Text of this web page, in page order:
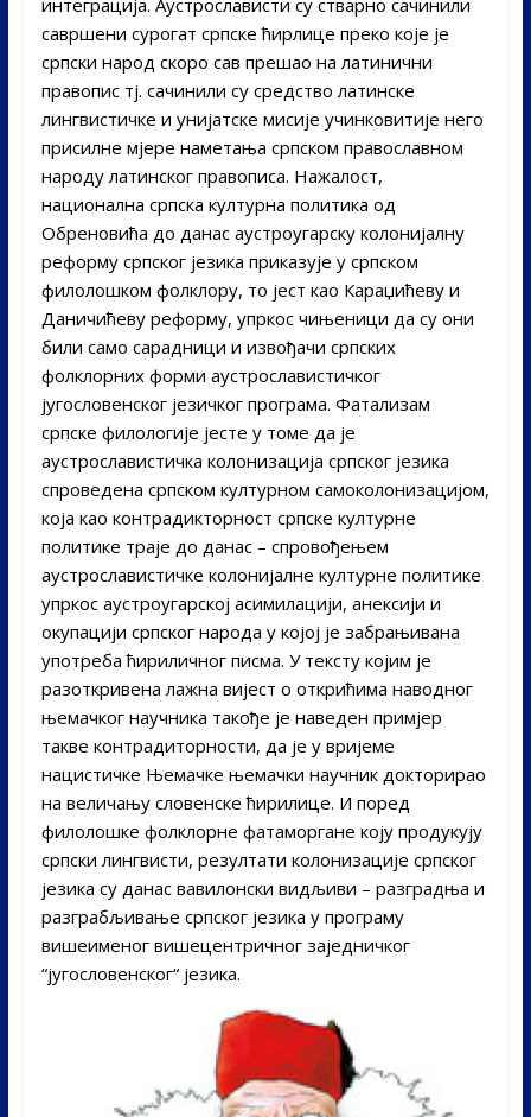
савршени сурогат српске ћирлице преко које је
српски народ скоро сав прешао на латинични
правопис тј. сачинили су средство латинске
лингвистичке и унијатске мисије учинковитије него
присилне мјере наметања српском православном
народу латинског правописа. Нажалост,
национална српска културна политика од
Обреновића до данас аустроугарску колонијалну
реформу српског језика приказује у српском
филолошком фолклору, то јест као Караџићеву и
Даничићеву реформу, упркос чињеници да су они
били само сарадници и извођачи српских
фолклорних форми аустрославистичког
југословенског језичког програма. Фатализам
српске филологије јесте у томе да је
аустрославистичка колонизација српског језика
спроведена српском културном самоколонизацијом,
која као контрадикторност српске културне
политике траје до данас – спровођењем
аустрославистичке колонијалне културне политике
упркос аустроугарској асимилацији, анексији и
окупацији српског народа у којој је забрањивана
употреба ћириличног писма. У тексту којим је
разоткривена лажна вијест о открићима наводног
њемачког научника такође је наведен примјер
такве контрадиторности, да је у вријеме
нацистичке Њемачке њемачки научник докторирао
на величању словенске ћирилице. И поред
филолошке фолклорне фатаморгане коју продукују
српски лингвисти, резултати колонизације српског
језика су данас вавилонски видљиви – разградња и
разграбљивање српског језика у програму
вишеименог вишецентричног заједничког
“југословенског“ језика.